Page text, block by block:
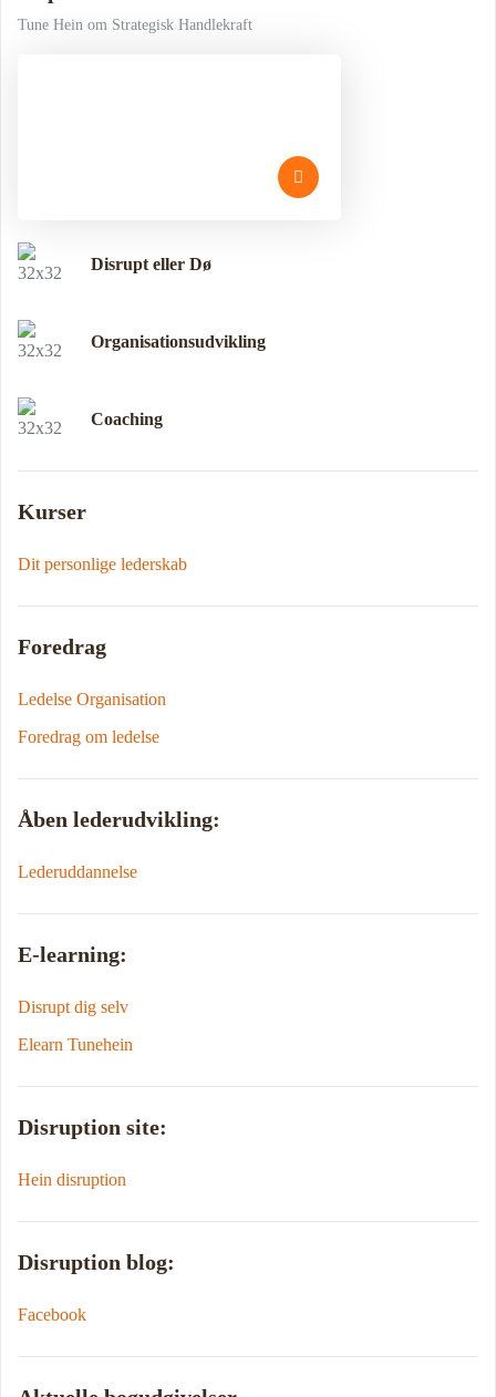
Tune Hein om Strategisk Handlekraft
Disrupt eller Dø
Organisationsudvikling
Coaching
Kurser
Dit personlige lederskab
Foredrag
Ledelse Organisation
Foredrag om ledelse
Åben lederudvikling:
Lederuddannelse
E-learning:
Disrupt dig selv
Elearn Tunehein
Disruption site:
Hein disruption
Disruption blog:
Facebook